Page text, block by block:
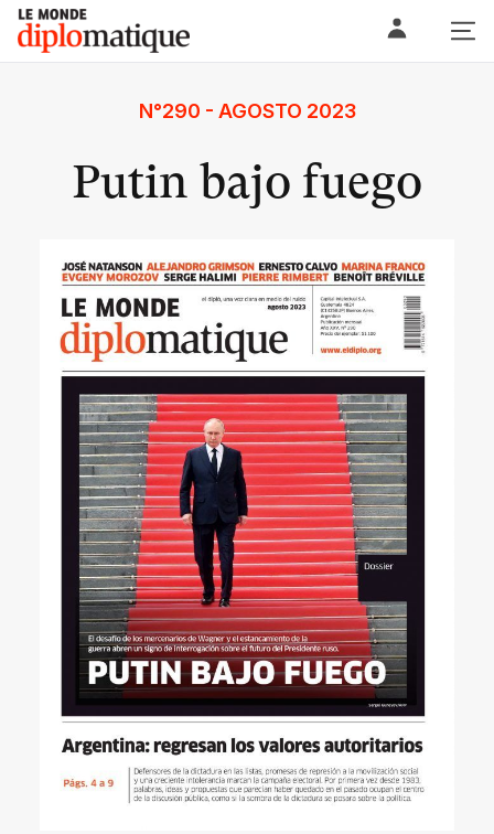
Skip
content
Le monde diplomatique
N°290 - AGOSTO 2023
Putin bajo fuego